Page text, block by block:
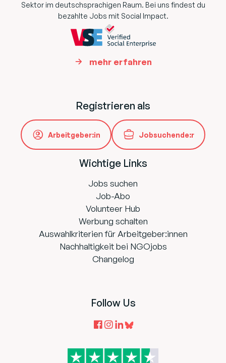
Sektor im deutschsprachigen Raum. Bei uns findest du
bezahlte Jobs mit Social Impact.
mehr erfahren
Registrieren als
Arbeitgeber:in Jobsuchende:r
Wichtige Links
Jobs suchen
Job-Abo
Volunteer Hub
Werbung schalten
Auswahlkriterien für Arbeitgeber:innen
Nachhaltigkeit bei NGOjobs
Changelog
Follow Us